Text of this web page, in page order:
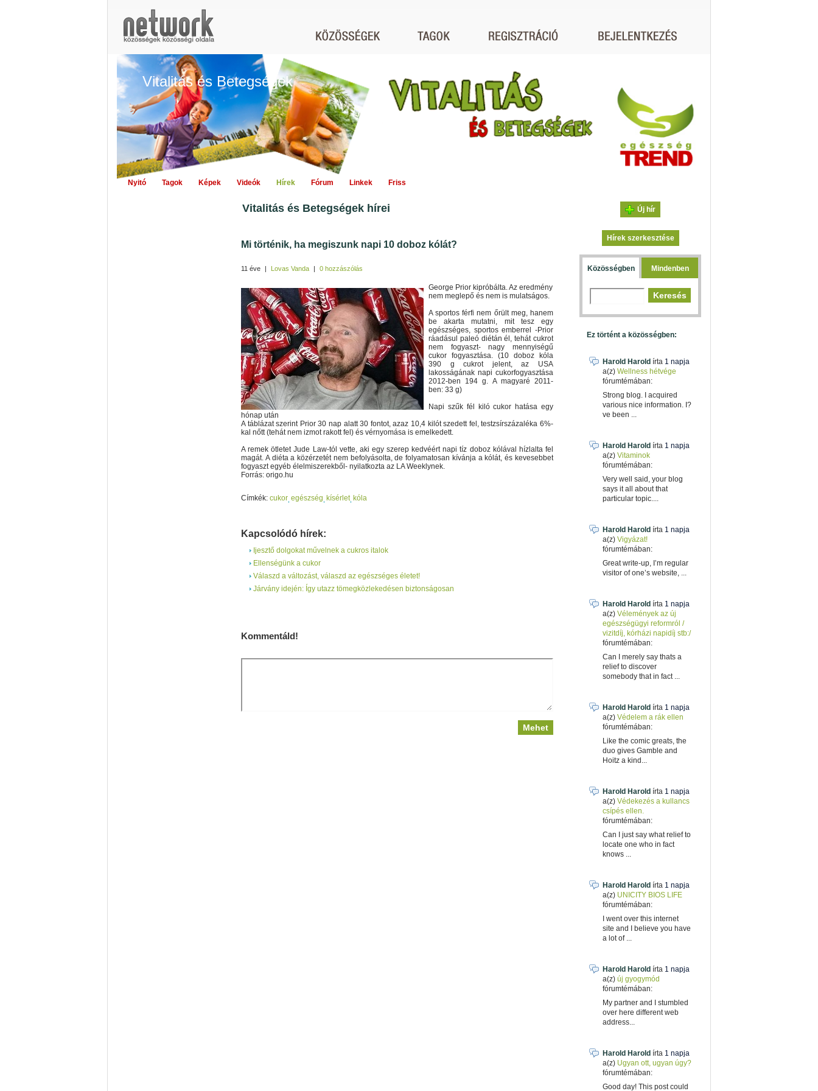
Vitalitás és Betegségek
Nyitó Tagok Képek Videók Hírek Fórum Linkek Friss
Vitalitás és Betegségek hírei
Mi történik, ha megiszunk napi 10 doboz kólát?
11 éve | Lovas Vanda | 0 hozzászólás
George Prior kipróbálta. Az eredmény
nem meglepő és nem is mulatságos.
A sportos férfi nem őrült meg, hanem
be akarta mutatni, mit tesz egy
egészséges, sportos emberrel -Prior
ráadásul paleó diétán él, tehát cukrot
nem fogyaszt- nagy mennyiségű
cukor fogyasztása. (10 doboz kóla
390 g cukrot jelent, az USA
lakosságának napi cukorfogyasztása
2012-ben 194 g. A magyaré 2011-
ben: 33 g)
Napi szűk fél kiló cukor hatása egy
hónap után
A táblázat szerint Prior 30 nap alatt 30 fontot, azaz 10,4 kilót szedett fel, testzsírszázaléka 6%-
kal nőtt (tehát nem izmot rakott fel) és vérnyomása is emelkedett.
A remek ötletet Jude Law-tól vette, aki egy szerep kedvéért napi tíz doboz kólával hízlalta fel
magát. A diéta a közérzetét nem befolyásolta, de folyamatosan kívánja a kólát, és kevesebbet
fogyaszt egyéb élelmiszerekből- nyilatkozta az LA Weeklynek.
Forrás: origo.hu
Címkék: cukor egészség kísérlet kóla
Kapcsolódó hírek:
Ijesztő dolgokat művelnek a cukros italok
Ellenségünk a cukor
Válaszd a változást, válaszd az egészséges életet!
Járvány idején: Így utazz tömegközlekedésen biztonságosan
Kommentáld!
Új hír
Hírek szerkesztése
Közösségben Mindenben
Ez történt a közösségben:
Harold Harold írta 1 napja
a(z) Wellness hétvége
fórumtémában:
Strong blog. I acquired
various nice information. I?
ve been ...
Harold Harold írta 1 napja
a(z) Vitaminok
fórumtémában:
Very well said, your blog
says it all about that
particular topic....
Harold Harold írta 1 napja
a(z) Vigyázat!
fórumtémában:
Great write-up, I’m regular
visitor of one’s website, ...
Harold Harold írta 1 napja
a(z) Vélemények az új
egészségügyi reformról /
vizitdíj, kórházi napidíj stb:/
fórumtémában:
Can I merely say thats a
relief to discover
somebody that in fact ...
Harold Harold írta 1 napja
a(z) Védelem a rák ellen
fórumtémában:
Like the comic greats, the
duo gives Gamble and
Hoitz a kind...
Harold Harold írta 1 napja
a(z) Védekezés a kullancs
csípés ellen.
fórumtémában:
Can I just say what relief to
locate one who in fact
knows ...
Harold Harold írta 1 napja
a(z) UNICITY BIOS LIFE
fórumtémában:
I went over this internet
site and I believe you have
a lot of ...
Harold Harold írta 1 napja
a(z) új gyogymód
fórumtémában:
My partner and I stumbled
over here different web
address...
Harold Harold írta 1 napja
a(z) Ugyan ott, ugyan úgy?
fórumtémában:
Good day! This post could